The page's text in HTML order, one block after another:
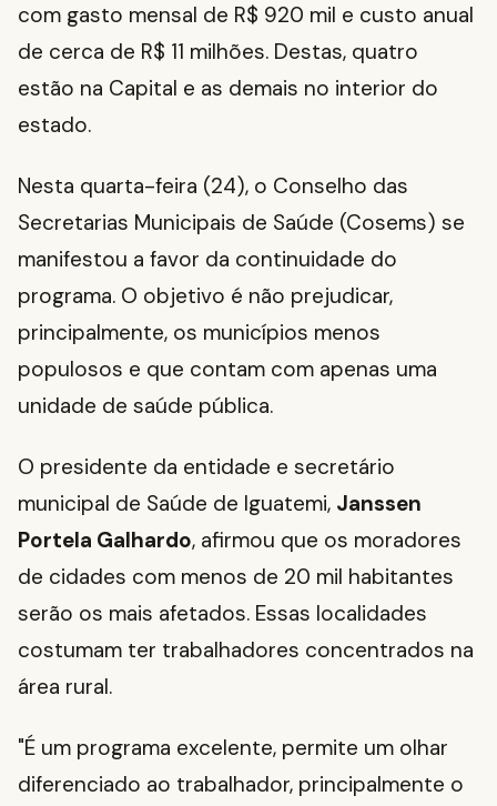
com gasto mensal de R$ 920 mil e custo anual
de cerca de R$ 11 milhões. Destas, quatro
estão na Capital e as demais no interior do
estado.
Nesta quarta-feira (24), o Conselho das
Secretarias Municipais de Saúde (Cosems) se
manifestou a favor da continuidade do
programa. O objetivo é não prejudicar,
principalmente, os municípios menos
populosos e que contam com apenas uma
unidade de saúde pública.
O presidente da entidade e secretário
municipal de Saúde de Iguatemi, Janssen
Portela Galhardo, afirmou que os moradores
de cidades com menos de 20 mil habitantes
serão os mais afetados. Essas localidades
costumam ter trabalhadores concentrados na
área rural.
"É um programa excelente, permite um olhar
diferenciado ao trabalhador, principalmente o